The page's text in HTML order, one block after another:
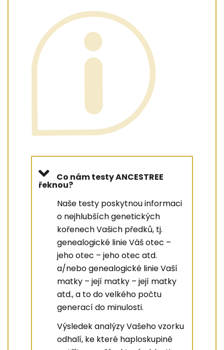
Co nám testy ANCESTREE
řeknou?
Naše testy poskytnou informaci
o nejhlubších genetických
kořenech Vašich předků, tj.
genealogické linie Váš otec –
jeho otec – jeho otec atd.
a/nebo genealogické linie Vaší
matky – její matky – její matky
atd., a to do velkého počtu
generací do minulosti.
Výsledek analýzy Vašeho vzorku
odhalí, ke které haploskupině